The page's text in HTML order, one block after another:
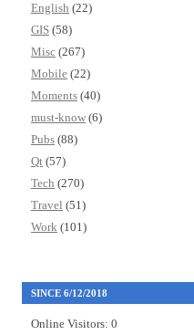
English (22)
GIS (58)
Misc (267)
Mobile (22)
Moments (40)
must-know (6)
Pubs (88)
Qt (57)
Tech (270)
Travel (51)
Work (101)
SINCE 6/12/2018
Online Visitors: 0